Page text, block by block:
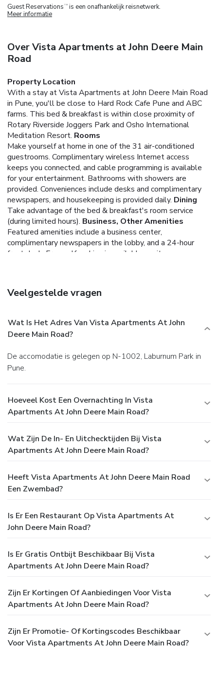
Guest Reservations TM is een onafhankelijk reisnetwerk.
Meer informatie
Over Vista Apartments at John Deere Main
Road
Property Location
With a stay at Vista Apartments at John Deere Main Road
in Pune, you'll be close to Hard Rock Cafe Pune and ABC
farms. This bed & breakfast is within close proximity of
Rotary Riverside Joggers Park and Osho International
Meditation Resort. Rooms
Make yourself at home in one of the 31 air-conditioned
guestrooms. Complimentary wireless Internet access
keeps you connected, and cable programming is available
for your entertainment. Bathrooms with showers are
provided. Conveniences include desks and complimentary
newspapers, and housekeeping is provided daily. Dining
Take advantage of the bed & breakfast's room service
(during limited hours). Business, Other Amenities
Featured amenities include a business center,
complimentary newspapers in the lobby, and a 24-hour
front desk. Free self parking is available onsite.
Veelgestelde vragen
Wat Is Het Adres Van Vista Apartments At John
Deere Main Road?
De accomodatie is gelegen op N-1002, Laburnum Park in
Pune.
Hoeveel Kost Een Overnachting In Vista
Apartments At John Deere Main Road?
Wat Zijn De In- En Uitchecktijden Bij Vista
Apartments At John Deere Main Road?
Heeft Vista Apartments At John Deere Main Road
Een Zwembad?
Is Er Een Restaurant Op Vista Apartments At
John Deere Main Road?
Is Er Gratis Ontbijt Beschikbaar Bij Vista
Apartments At John Deere Main Road?
Zijn Er Kortingen Of Aanbiedingen Voor Vista
Apartments At John Deere Main Road?
Zijn Er Promotie- Of Kortingscodes Beschikbaar
Voor Vista Apartments At John Deere Main Road?